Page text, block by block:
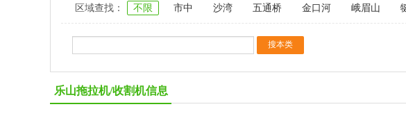
区域查找： 不限 市中 沙湾 五通桥 金口河 峨眉山
乐山拖拉机/收割机信息